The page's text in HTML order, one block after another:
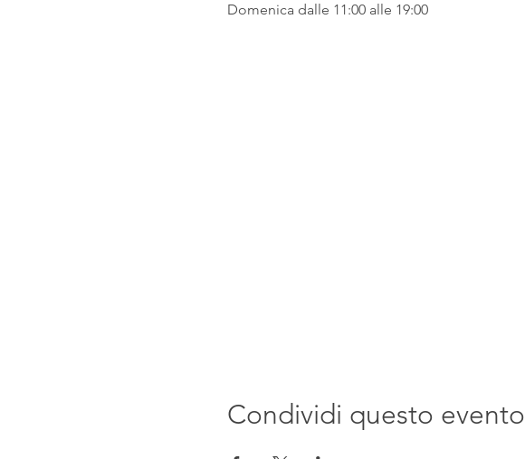
Domenica dalle 11:00 alle 19:00
Condividi questo evento